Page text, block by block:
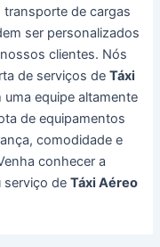
transporte de cargas
ser personalizados
clientes. Nós
de serviços deTáxi
equipe altamente
de equipamentos
comodidade e
conhecer a
serviço deTáxi Aéreo